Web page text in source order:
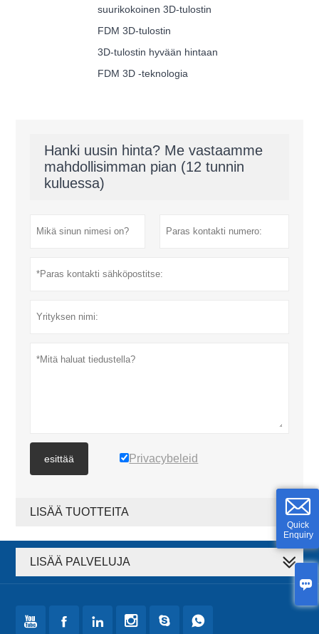

Quick
Enquiry
suurikokoinen 3D-tulostin
FDM 3D-tulostin
3D-tulostin hyvään hintaan
FDM 3D -teknologia
Hanki uusin hinta? Me vastaamme
mahdollisimman pian (12 tunnin
kuluessa)
esittää Privacybeleid
LISÄÄ TUOTTEITA
LISÄÄ PALVELUJA
     